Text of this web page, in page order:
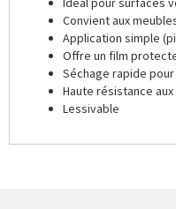
Convient aux
Application simple
Offre un film
Séchage rapide
Haute résistance
Lessivable